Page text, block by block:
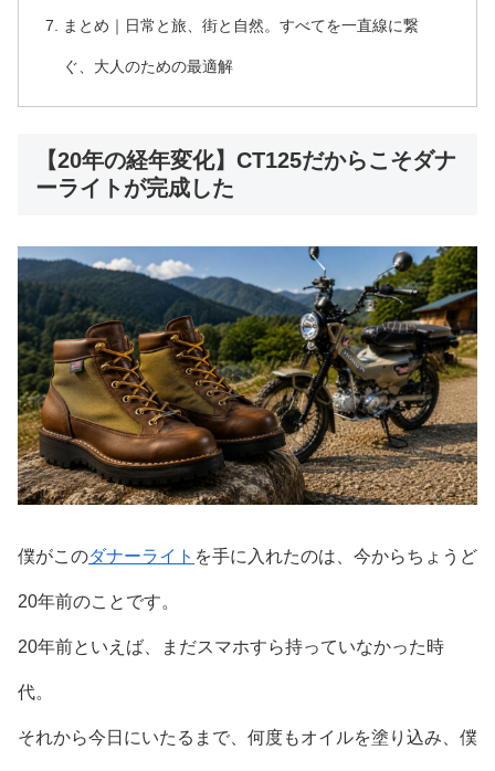
まとめ｜日常と旅、街と自然。すべてを一直線に繋
ぐ、大人のための最適解
【20年の経年変化】CT125だからこそダナ
ーライトが完成した
僕がこのダナーライト を手に入れたのは、今からちょうど
20年前のことです。
20年前といえば、まだスマホすら持っていなかった時
代。
それから今日にいたるまで、何度もオイルを塗り込み、僕